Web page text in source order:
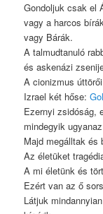
Gondoljuk csak el
vagy a harcos
vagy Bárák.
A talmudtanuló
és askenázi
A cionizmus úttörői
Izrael két hőse:
Ezernyi zsidóság,
mindegyik
Majd megálltak és
Az életüket
A mi életünk és
Ezért van az ő
Látjuk